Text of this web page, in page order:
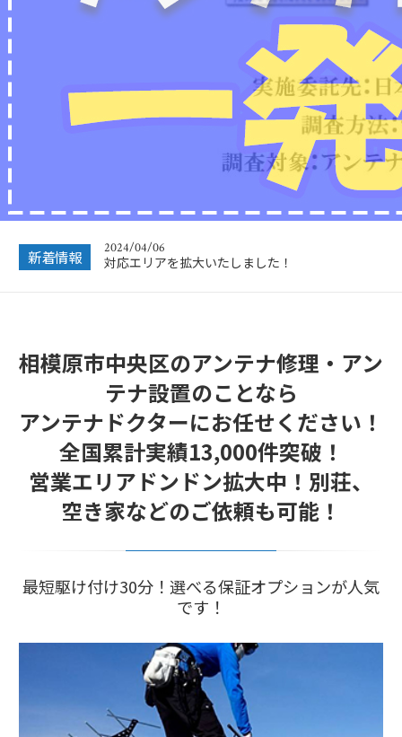
新着情報
フリーボイス（0120番号）への発信につきまし
2024/04/06
対応エリアを拡大いたしました！
2022/07/04
フリーボイス（0120番号）への発信につきまし
て
2024/12/28
年末年始休業のお知らせ
相模原市中央区のアンテナ修理・アン
テナ設置のことなら
アンテナドクターにお任せください！
全国累計実績13,000件突破！
営業エリアドンドン拡大中！別荘、
空き家などのご依頼も可能！
最短駆け付け30分！選べる保証オプションが人気
です！